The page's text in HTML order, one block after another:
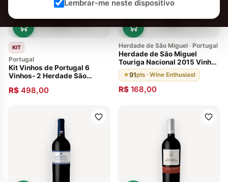
Lembrar-me neste dispositivo
KIT
Portugal
Kit Vinhos de Portugal 6
Vinhos- 2 Herdade São
Atlântico
R$ 498,00
Herdade de São Miguel · Portugal
Herdade de São Miguel
Touriga Nacional 2015 Vinho
Portugês Alentejo
★91pts · Wine Enthusiast
R$ 168,00